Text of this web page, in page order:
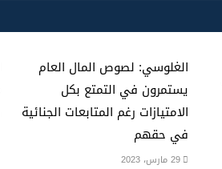
الغلوسي: لصوص المال العام
يستمرون في التمتع بكل
الامتيازات رغم المتابعات الجنائية
في حقهم
29 مارس، 2023